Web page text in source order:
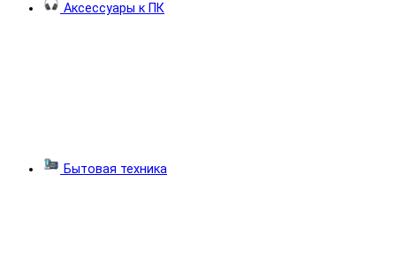
Аксессуары к ПК
Бытовая техника